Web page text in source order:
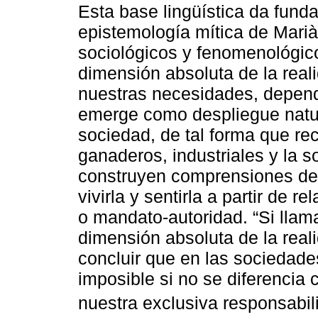
Esta base lingüística da
epistemología mítica de
sociológicos y
dimensión absoluta de la
nuestras necesidades,
emerge como despliegue
sociedad, de tal forma que
ganaderos, industriales y la
construyen comprensiones
vivirla y sentirla a partir de
o mandato-autoridad. “Si
dimensión absoluta de la
concluir que en las
imposible si no se diferencia
nuestra exclusiva